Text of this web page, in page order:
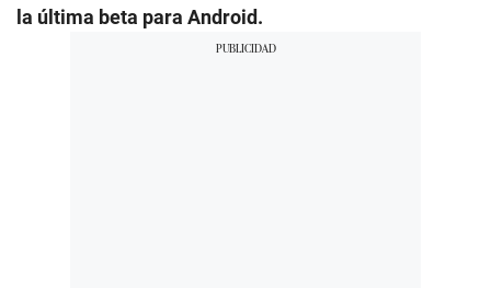
la última beta para Android.